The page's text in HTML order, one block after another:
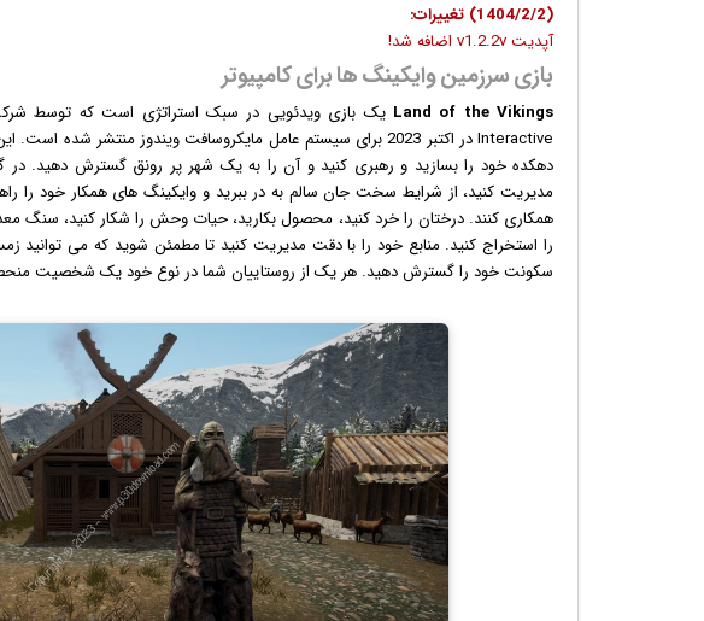
(1404/2/2) تغییرات:
آپدیت v1.2.2v اضافه شد!
بازی سرزمین وایکینگ ها برای کامپیوتر
Land of the Vikings یک بازی
Interactive در اکتبر 2023 برای سیستم عامل مایکروسافت
ویندوز منتشر شده است.
دهکده خود را بسازید و رهبری کنید و آن را به یک شهر پر رونق گسترش دهید. در
مدیریت کنید، از شرایط سخت جان سالم به در ببرید و وایکینگ های همکار خود را
همکاری کنند. درختان را خرد کنید، محصول بکارید، حیات وحش را شکار کنید، سنگ
را استخراج کنید. منابع خود را با دقت مدیریت کنید تا مطمئن شوید که می
سکونت خود را گسترش دهید. هر یک از روستاییان شما در نوع خود یک شخصیت